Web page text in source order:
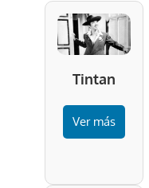
Tintan
Ver más